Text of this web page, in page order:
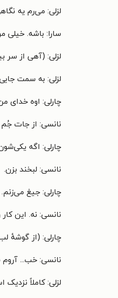
لزلی: می‌رم یه
سارا: باشه. خیلی
لزلی: (آهی از سر
لزلی: به سمت
چارلی: اوه خدای
نانسی: از جات جُم
چارلی: اگه
نانسی: لبخند بزن.
چارلی: جیغ می‌زنم.
نانسی: نه. این
چارلی: (از گوشهٔ
نانسی: خب...
لزلی: کاملاً